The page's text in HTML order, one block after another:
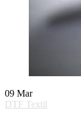
09 Mar
DTF Textil